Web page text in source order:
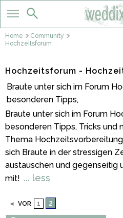
Home
Community
Hochzeitsforum
Hochzeitsforum -
Braute unter sich im Forum
besonderen Tipps,
Braute unter sich im Forum
besonderen Tipps, Tricks und
Thema
sich Braute in der stressigen
austauschen und gegenseitig
mit! ... less
◄ VOR 1 2